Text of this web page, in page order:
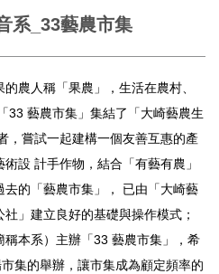
系_33藝農市集
農人稱「果農」，生活在農村、
33 藝農市集」集結了「大崎藝農生
，嘗試一起建構一個友善互惠的產
設 計手作物，結合「有藝有農」
的「藝農市集」， 已由「大崎藝
」建立良好的基礎與操作模式；
本系）主辦「33 藝農市集」，希
集的舉辦，讓市集成為顧定頻率的